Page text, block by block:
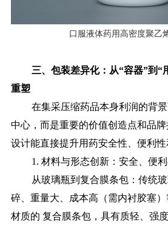
口服液体药用高密度聚乙
三、 包装差异化：从“容器”到“
重塑
在集采压缩药品本身利润的背
中心，而是重要的价值创造点和品
设计能直接提升用药安全性、便利性
1. 材料与形态创新：安全、便
从玻璃瓶到复合膜条包：传统
碎、重量大、成本高（需内衬胶塞）
材质的 复合膜条包，具有质轻、强